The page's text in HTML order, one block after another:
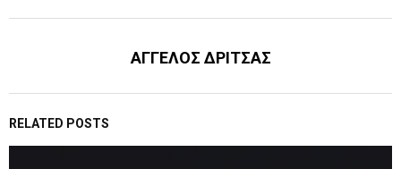
ΑΓΓΕΛΟΣ ΔΡΙΤΣΑΣ
RELATED POSTS